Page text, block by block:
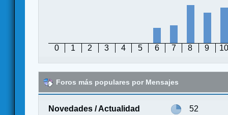
0 1 2 3 4 5 6 7 8 9 10
Foros más populares por Mensajes
Novedades / Actualidad
52